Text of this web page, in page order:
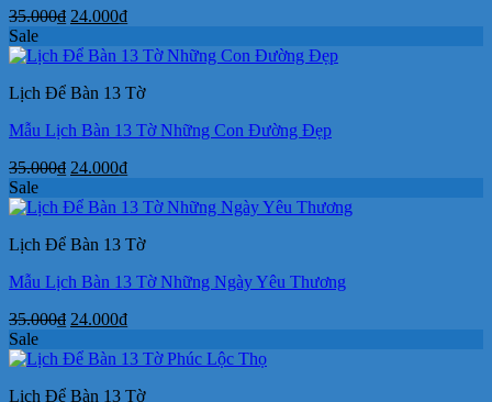
35.000₫ Giá
là:
24.000₫Giá
tại
24.000₫.
Sale
Lịch Để Bàn 13 Tờ
Mẫu Lịch Bàn 13 Tờ Những Con Đường Đẹp
35.000₫ Giá
là:
24.000₫Giá
tại
24.000₫.
Sale
Lịch Để Bàn 13 Tờ
Mẫu Lịch Bàn 13 Tờ Những Ngày Yêu Thương
35.000₫ Giá
là:
24.000₫Giá
tại
24.000₫.
Sale
Lịch Để Bàn 13 Tờ